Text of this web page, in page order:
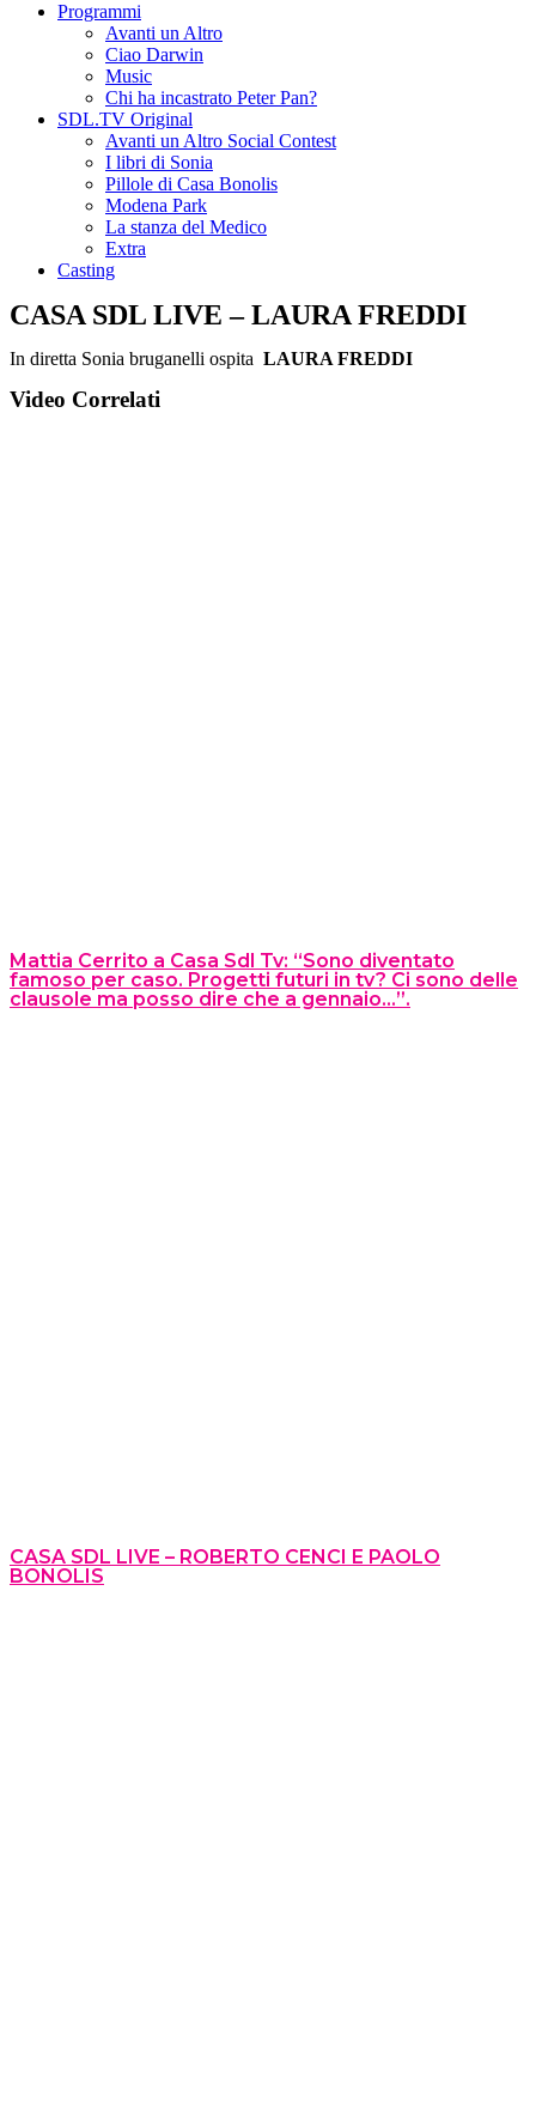
Programmi
Avanti un Altro
Ciao Darwin
Music
Chi ha incastrato Peter Pan?
SDL.TV Original
Avanti un Altro Social Contest
I libri di Sonia
Pillole di Casa Bonolis
Modena Park
La stanza del Medico
Extra
Casting
CASA SDL LIVE – LAURA FREDDI
In diretta Sonia bruganelli ospita LAURA FREDDI
Video Correlati
Mattia Cerrito a Casa Sdl Tv: “Sono diventato
famoso per caso. Progetti futuri in tv? Ci sono delle
clausole ma posso dire che a gennaio…”.
CASA SDL LIVE – ROBERTO CENCI E PAOLO
BONOLIS